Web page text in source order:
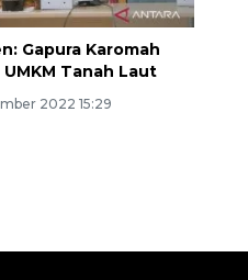
Gapura Karomah
Tanah Laut
2022 15:29